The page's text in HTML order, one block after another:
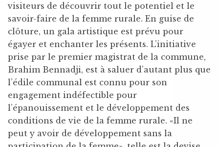
visiteurs de découvrir tout le potentiel et le
savoir-faire de la femme rurale. En guise de
clôture, un gala artistique est prévu pour
égayer et enchanter les présents. L’initiative
prise par le premier magistrat de la commune,
Brahim Bennadji, est à saluer d’autant plus que
l’édile communal est connu pour son
engagement indéfectible pour
l’épanouissement et le développement des
conditions de vie de la femme rurale. «Il ne
peut y avoir de développement sans la